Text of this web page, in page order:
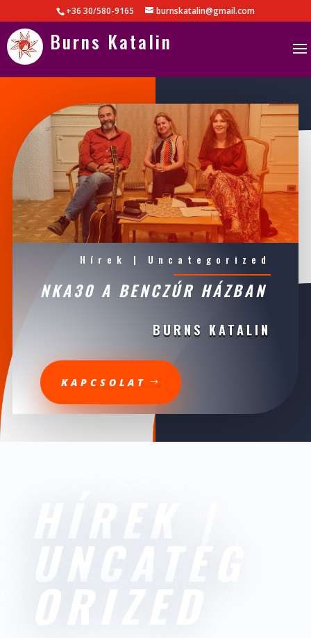
+36 30/580-9165 burnskatalin@gmail.com
Burns Katalin
Hírek | Uncategorized
NKA30 A BENCZÚR HÁZBAN
BURNS KATALIN
KAPCSOLAT
HÍREK |
UNCATEG
ORIZED